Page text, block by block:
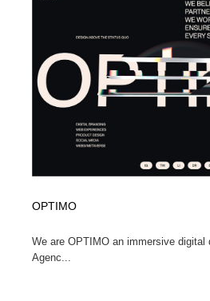
OPTIMO
We are OPTIMO an immersive digital
Agenc...